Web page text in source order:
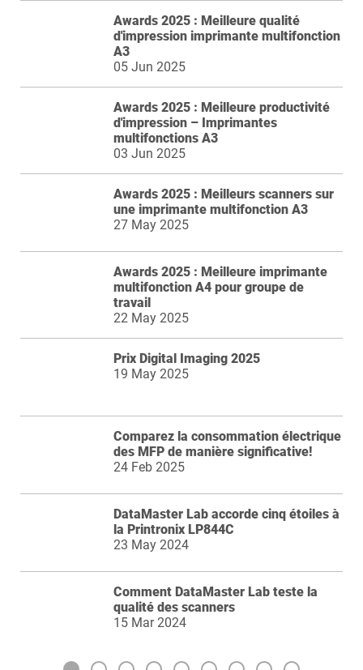
Awards 2025 : Meilleure qualité
d'impression imprimante multifonction
A3
05 Jun 2025
Awards 2025 : Meilleure productivité
d'impression – Imprimantes
multifonctions A3
03 Jun 2025
Awards 2025 : Meilleurs scanners sur
une imprimante multifonction A3
27 May 2025
Awards 2025 : Meilleure imprimante
multifonction A4 pour groupe de
travail
22 May 2025
Prix Digital Imaging 2025
19 May 2025
Comparez la consommation électrique
des MFP de manière significative!
24 Feb 2025
DataMaster Lab accorde cinq étoiles à
la Printronix LP844C
23 May 2024
Comment DataMaster Lab teste la
qualité des scanners
15 Mar 2024